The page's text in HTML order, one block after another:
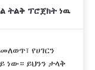
ትልቅ ፕሮጀክት ነዉ
የሀገርን
ነው። ይህንን ታላቅ